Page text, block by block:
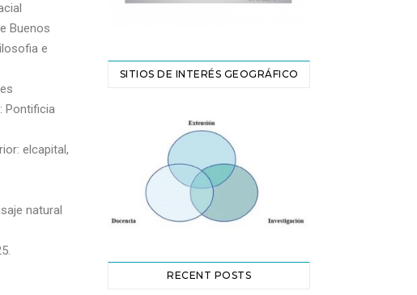
Buenos
e
Pontificia
elcapital,
natural
SITIOS DE INTERÉS GEOGRÁFICO
RECENT POSTS